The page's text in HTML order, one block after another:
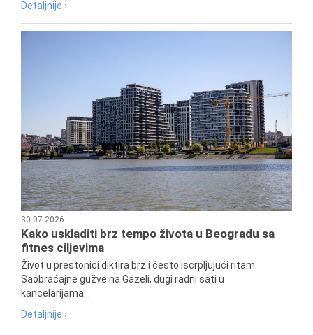
Detaljnije ›
30.07.2026
Kako uskladiti brz tempo života u Beogradu sa
fitnes ciljevima
Život u prestonici diktira brz i često iscrpljujući ritam.
Saobraćajne gužve na Gazeli, dugi radni sati u
kancelarijama...
Detaljnije ›